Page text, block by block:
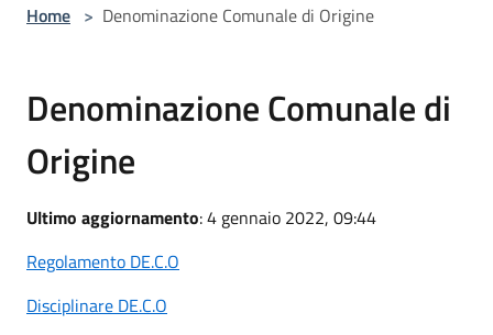
Home > Denominazione Comunale di Origine
Denominazione Comunale di
Origine
Ultimo aggiornamento: 4 gennaio 2022, 09:44
Regolamento DE.C.O
Disciplinare DE.C.O